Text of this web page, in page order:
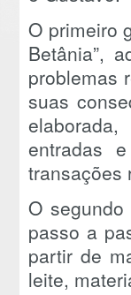
O primeiro
Betânia”,
problemas
suas
entradas
transações
O segundo
passo a
partir de
leite,